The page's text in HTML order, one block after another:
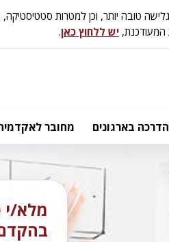
יש ללחוץ כאן.
הדרכה בארגונים מחובר
מלא/י